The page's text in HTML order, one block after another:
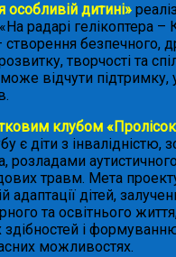
дитині»
радарі гелікоптера –
створення безпечного,
творчості та
відчути підтримку,
клубом
є діти з інвалідністю,
травм. Мета
адаптації дітей,
та освітнього
здібностей і
можливостях.